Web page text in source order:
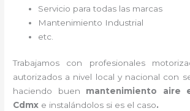
Servicio para todas las marcas
Mantenimiento Industrial
etc.
Trabajamos con profesionales
autorizados a nivel local y nacional con
haciendo buen mantenimiento aire
Cdmx e instalándolos si es el caso.